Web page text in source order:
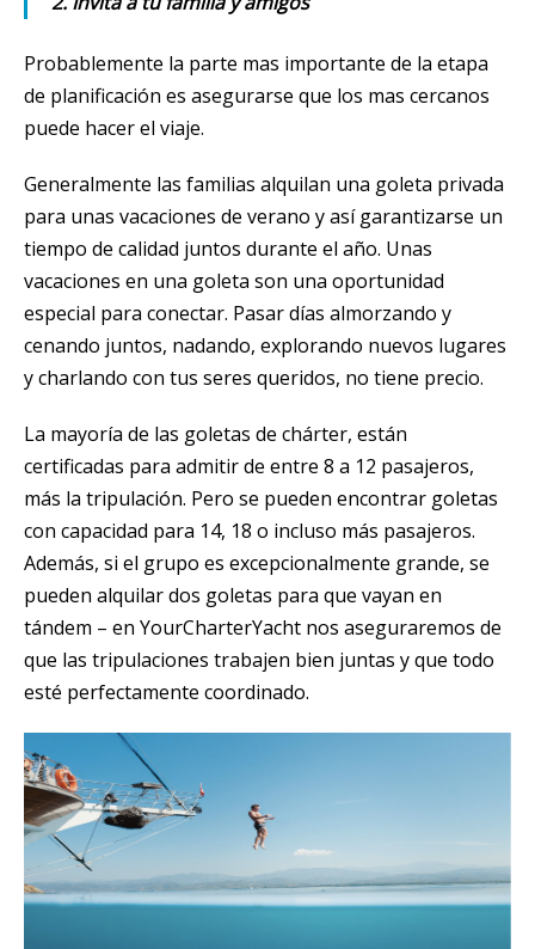
Probablemente la parte mas importante de la etapa
de planificación es asegurarse que los mas cercanos
puede hacer el viaje.
Generalmente las familias alquilan una goleta privada
para unas vacaciones de verano y así garantizarse un
tiempo de calidad juntos durante el año. Unas
vacaciones en una goleta son una oportunidad
especial para conectar. Pasar días almorzando y
cenando juntos, nadando, explorando nuevos lugares
y charlando con tus seres queridos, no tiene precio.
La mayoría de las goletas de chárter, están
certificadas para admitir de entre 8 a 12 pasajeros,
más la tripulación. Pero se pueden encontrar goletas
con capacidad para 14, 18 o incluso más pasajeros.
Además, si el grupo es excepcionalmente grande, se
pueden alquilar dos goletas para que vayan en
tándem – en YourCharterYacht nos aseguraremos de
que las tripulaciones trabajen bien juntas y que todo
esté perfectamente coordinado.